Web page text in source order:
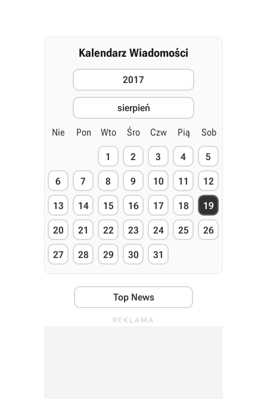
Kalendarz Wiadomości
2017
sierpień
Nie Pon Wto Śro Czw Pią Sob
1 2 3 4 5
6 7 8 9 10 11 12
13 14 15 16 17 18 19
20 21 22 23 24 25 26
27 28 29 30 31
Top News